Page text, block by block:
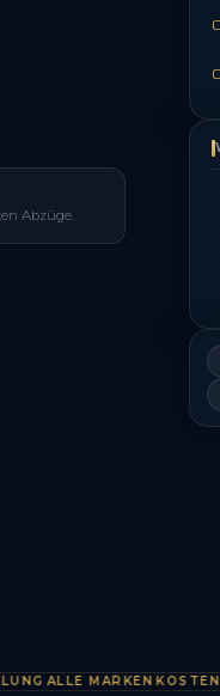
Abzüge.
ALLE MARKEN·KOSTENLOS